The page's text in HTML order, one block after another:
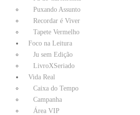
Puxando Assunto
Recordar é Viver
Tapete Vermelho
Foco na Leitura
Ju sem Edição
LivroXSeriado
Vida Real
Caixa do Tempo
Campanha
Área VIP